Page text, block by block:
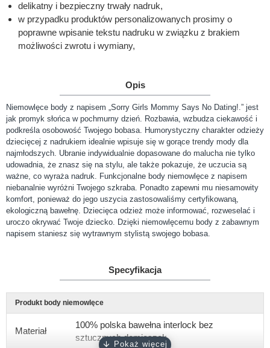
delikatny i bezpieczny trwały nadruk,
w przypadku produktów personalizowanych prosimy o
poprawne wpisanie tekstu nadruku w związku z brakiem
możliwości zwrotu i wymiany,
Opis
Niemowlęce body z napisem „Sorry Girls Mommy Says No Dating!.” jest
jak promyk słońca w pochmurny dzień. Rozbawia, wzbudza ciekawość i
podkreśla osobowość Twojego bobasa. Humorystyczny charakter odzieży
dziecięcej z nadrukiem idealnie wpisuje się w gorące trendy mody dla
najmłodszych. Ubranie indywidualnie dopasowane do malucha nie tylko
udowadnia, że znasz się na stylu, ale także pokazuje, że uczucia są
ważne, co wyraża nadruk. Funkcjonalne body niemowlęce z napisem
niebanalnie wyróżni Twojego szkraba. Ponadto zapewni mu niesamowity
komfort, ponieważ do jego uszycia zastosowaliśmy certyfikowaną,
ekologiczną bawełnę. Dziecięca odzież może informować, rozweselać i
uroczo okrywać Twoje dziecko. Dzięki niemowlęcemu body z zabawnym
napisem staniesz się wytrawnym stylistą swojego bobasa.
Specyfikacja
Produkt body niemowlęce
Materiał
100% polska bawełna interlock bez
sztucznych domieszek